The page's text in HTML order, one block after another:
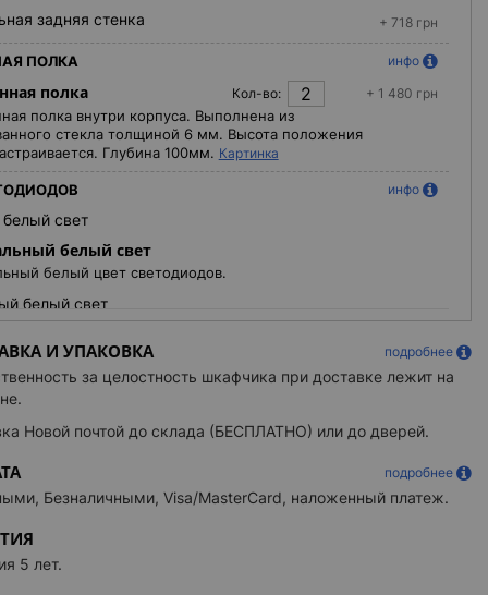
задняя стенка + 718 грн
ПОЛКА инфо
полка Кол-во: + 1 480 грн
полка внутри корпуса. Выполнена из
стекла толщиной 6 мм. Высота положения
Глубина 100мм. Картинка
инфо
свет
белый свет
белый цвет светодиодов.
белый свет
КОРПУСА
алюминий металлик
покраски алюминиевого корпуса RAL
белый матовый + 821 грн
черный матовый + 2 382 грн
зеркало 3X
зеркало 5X
И УПАКОВКА подробнее
за целостность шкафчика при доставке лежит на
Новой почтой до склада (БЕСПЛАТНО) или до дверей.
подробнее
Безналичными, Visa/MasterCard, наложенный платеж.
5 лет.